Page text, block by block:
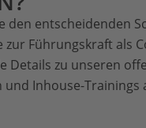
den entscheidenden
zur Führungskraft als
Details zu unseren
und Inhouse-Trainings